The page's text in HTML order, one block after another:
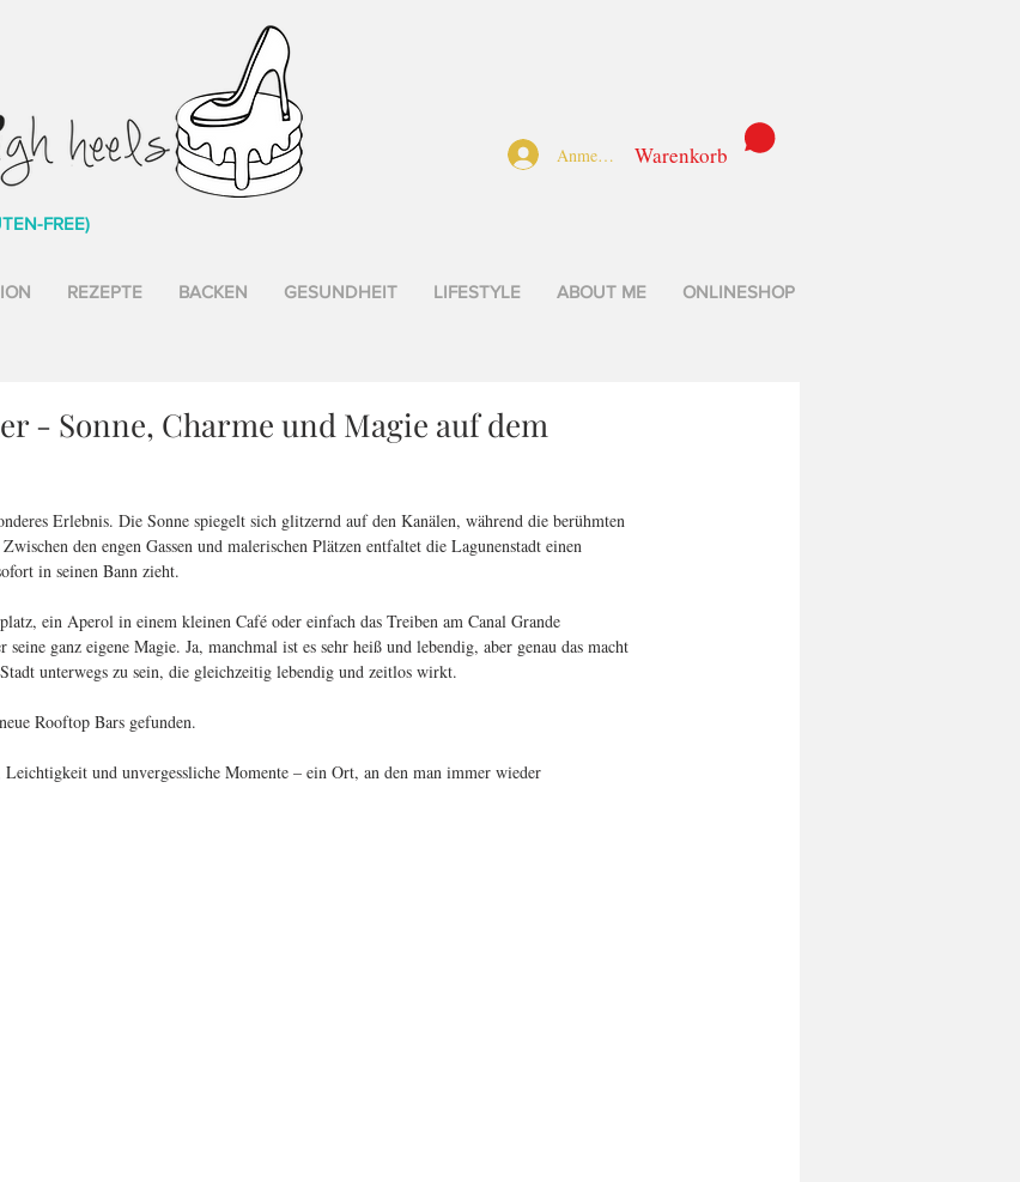
Anmelden Warenkorb
FREE)
REZEPTE BACKEN GESUNDHEIT LIFESTYLE ABOUT ME ONLINESHOP
- Sonne, Charme und Magie auf dem
Erlebnis. Die Sonne spiegelt sich glitzernd auf den Kanälen, während die berühmten
den engen Gassen und malerischen Plätzen entfaltet die Lagunenstadt einen
in seinen Bann zieht.
ein Aperol in einem kleinen Café oder einfach das Treiben am Canal Grande
ganz eigene Magie. Ja, manchmal ist es sehr heiß und lebendig, aber genau das macht
unterwegs zu sein, die gleichzeitig lebendig und zeitlos wirkt.
Rooftop Bars gefunden.
und unvergessliche Momente – ein Ort, an den man immer wieder